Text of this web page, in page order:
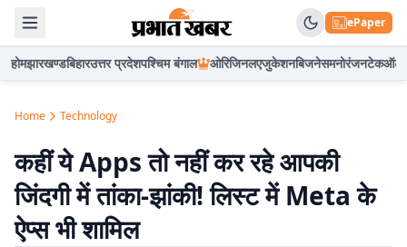
ePaper
होमझारखण्डबिहारउत्तर प्रदेशपश्चिम बंगाल ओरिजिनलएजुकेशनबिजनेसमनोरंजनटेकऑटो
Home Technology
कहीं ये Apps तो नहीं कर रहे आपकी
जिंदगी में तांका-झांकी! लिस्ट में Meta के
ऐप्स भी शामिल